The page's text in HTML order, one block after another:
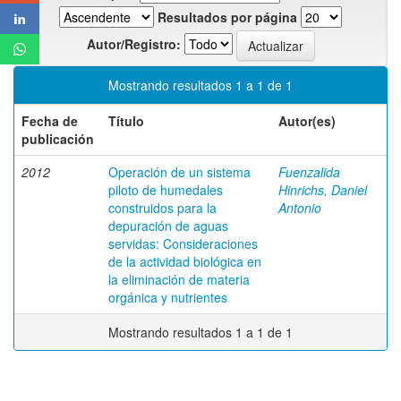
Resultados por página
Autor/Registro:
Mostrando resultados 1 a 1 de 1
Fecha de
publicación
Título Autor(es)
2012
Operación de un sistema
piloto de humedales
construidos para la
depuración de aguas
servidas: Consideraciones
de la actividad biológica en
la eliminación de materia
orgánica y nutrientes
Fuenzalida
Hinrichs, Daniel
Antonio
Mostrando resultados 1 a 1 de 1